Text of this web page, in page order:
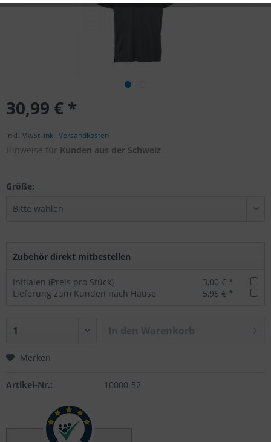
30,99 € *
inkl. MwSt. inkl. Versandkosten
Hinweise für Kunden aus der Schweiz
Größe:
Zubehör direkt mitbestellen
Initialen (Preis pro Stück)
3,00 € *
Lieferung zum Kunden nach Hause
5,95 € *
Merken
Artikel-Nr.: 10000-52